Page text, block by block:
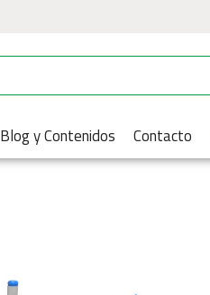
Blog y Contenidos Contacto